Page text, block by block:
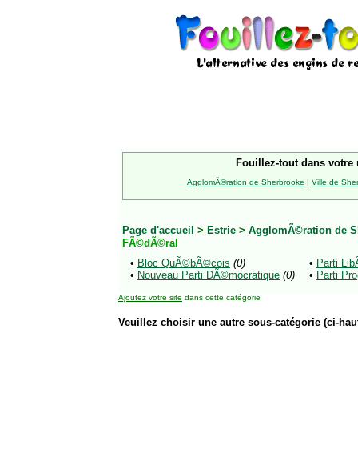
Fouillez-tout dans votre
AgglomÃ©ration de Sherbrooke | Ville de
Page d'accueil > Estrie > AgglomÃ©ration de
FÃ©dÃ©ral
• Bloc QuÃ©bÃ©cois (0)
• Nouveau Parti DÃ©mocratique (0)
• Parti
• Parti
Ajoutez votre site dans cette catégorie
Veuillez choisir une autre sous-catégorie (ci-